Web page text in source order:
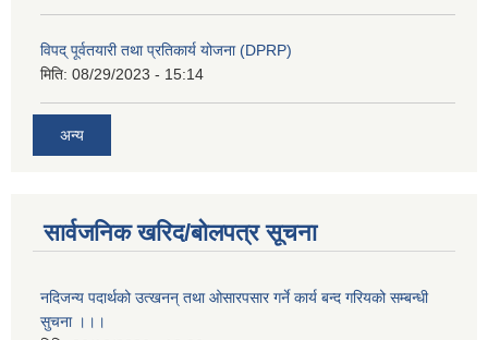
विपद् पूर्वतयारी तथा प्रतिकार्य योजना (DPRP)
मिति: 08/29/2023 - 15:14
अन्य
सार्वजनिक खरिद/बोलपत्र सूचना
नदिजन्य पदार्थको उत्खनन् तथा ओसारपसार गर्ने कार्य बन्द गरियको सम्बन्धी
सुचना ।।।